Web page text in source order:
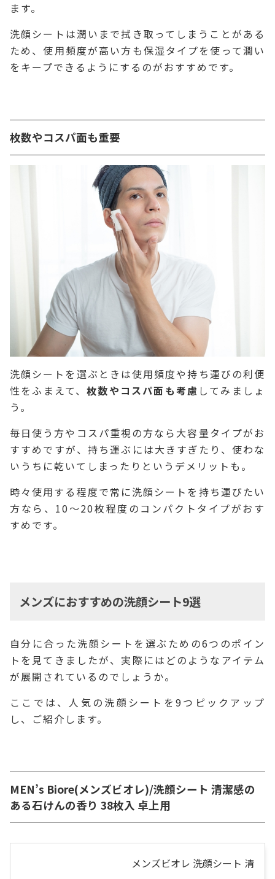
ます。
洗顔シートは潤いまで拭き取ってしまうことがある
ため、使用頻度が高い方も保湿タイプを使って潤い
をキープできるようにするのがおすすめです。
枚数やコスパ面も重要
洗顔シートを選ぶときは使用頻度や持ち運びの利便
性をふまえて、枚数やコスパ面も考慮 してみましょ
う。
毎日使う方やコスパ重視の方なら大容量タイプがお
すすめですが、持ち運ぶには大きすぎたり、使わな
いうちに乾いてしまったりというデメリットも。
時々使用する程度で常に洗顔シートを持ち運びたい
方なら、10～20枚程度のコンパクトタイプがおす
すめです。
メンズにおすすめの洗顔シート9選
自分に合った洗顔シートを選ぶための6つのポイン
トを見てきましたが、実際にはどのようなアイテム
が展開されているのでしょうか。
ここでは、人気の洗顔シートを9つピックアップ
し、ご紹介します。
MEN’s Biore(メンズビオレ)/洗顔シート 清潔感の
ある石けんの香り 38枚入 卓上用
メンズビオレ 洗顔シート 清